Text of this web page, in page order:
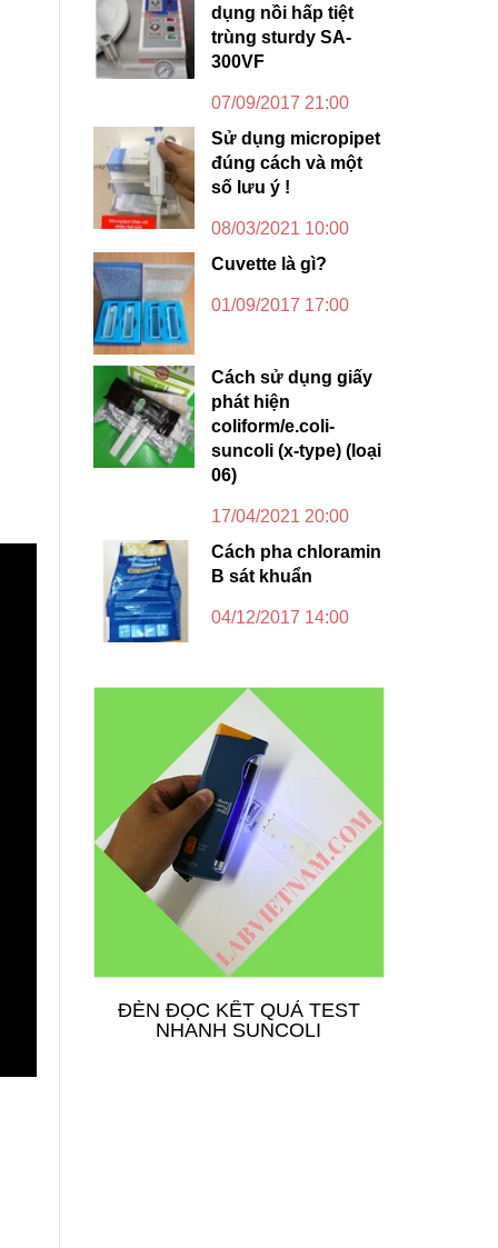
dụng nồi hấp tiệt
trùng sturdy SA-
300VF
07/09/2017 21:00
Sử dụng micropipet
đúng cách và một
số lưu ý !
08/03/2021 10:00
Cuvette là gì?
01/09/2017 17:00
Cách sử dụng giấy
phát hiện
coliform/e.coli-
suncoli (x-type) (loại
06)
17/04/2021 20:00
Cách pha chloramin
B sát khuẩn
04/12/2017 14:00
ĐÈN ĐỌC KẾT QUẢ TEST
NHANH SUNCOLI